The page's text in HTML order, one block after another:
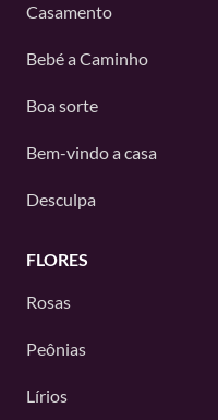
Casamento
Bebé a Caminho
Boa sorte
Bem-vindo a casa
Desculpa
FLORES
Rosas
Peônias
Lírios